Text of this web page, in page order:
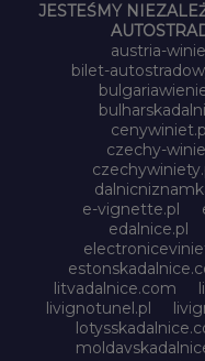
JESTEŚMY
austria-
bilet-
cenywiniet.pl
czechy-
e-vignette.pl
edalnice.pl
litvadalnice.com
livignotunel.pl